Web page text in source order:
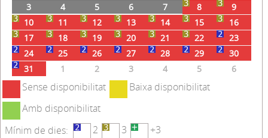
3
4 5 6 7 8
9
10
11 12 13 14 15
16
17
18 19 20 21 22
23
24
25 26 27 28 29
30
31
1 2 3 4 5 6
Sense disponibilitat
Baixa disponibilitat
Amb disponibilitat
Mínim de dies:
2 3 +3